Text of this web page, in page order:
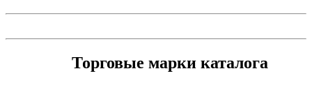
Торговые марки каталога